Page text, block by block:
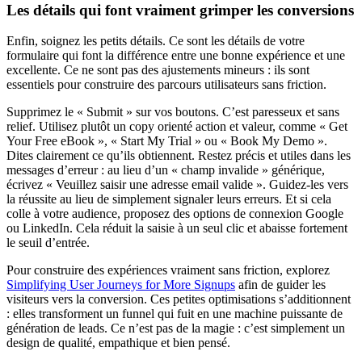
Les détails qui font vraiment grimper les conversions
Enfin, soignez les petits détails. Ce sont les détails de votre
formulaire qui font la différence entre une bonne expérience et une
excellente. Ce ne sont pas des ajustements mineurs : ils sont
essentiels pour construire des parcours utilisateurs sans friction.
Supprimez le « Submit » sur vos boutons. C’est paresseux et sans
relief. Utilisez plutôt un copy orienté action et valeur, comme « Get
Your Free eBook », « Start My Trial » ou « Book My Demo ».
Dites clairement ce qu’ils obtiennent. Restez précis et utiles dans les
messages d’erreur : au lieu d’un « champ invalide » générique,
écrivez « Veuillez saisir une adresse email valide ». Guidez-les vers
la réussite au lieu de simplement signaler leurs erreurs. Et si cela
colle à votre audience, proposez des options de connexion Google
ou LinkedIn. Cela réduit la saisie à un seul clic et abaisse fortement
le seuil d’entrée.
Pour construire des expériences vraiment sans friction, explorez
Simplifying User Journeys for More Signups afin de guider les
visiteurs vers la conversion. Ces petites optimisations s’additionnent
: elles transforment un funnel qui fuit en une machine puissante de
génération de leads. Ce n’est pas de la magie : c’est simplement un
design de qualité, empathique et bien pensé.